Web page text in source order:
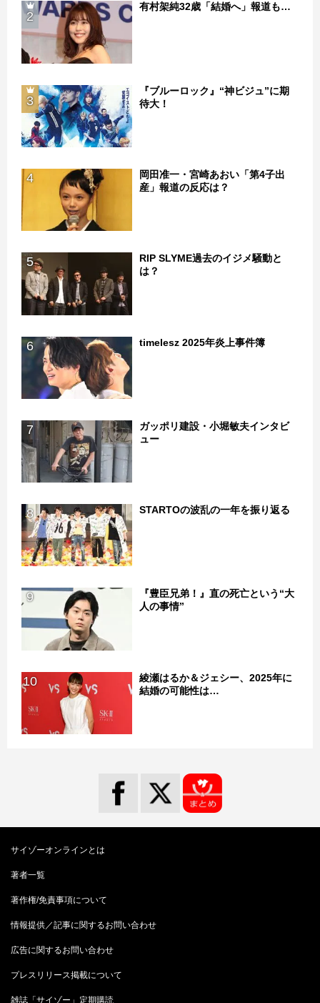
2
有村架純32歳「結婚へ」報道も…
3
『ブルーロック』“神ビジュ”に期
待大！
4
岡田准一・宮崎あおい「第4子出
産」報道の反応は？
5
RIP SLYME過去のイジメ騒動と
は？
6 timelesz 2025年炎上事件簿
7
ガッポリ建設・小堀敏夫インタビ
ュー
8 STARTOの波乱の一年を振り返る
9
『豊臣兄弟！』直の死亡という“大
人の事情”
10
綾瀬はるか＆ジェシー、2025年に
結婚の可能性は…
サイゾーオンラインとは
著者一覧
著作権/免責事項について
情報提供／記事に関するお問い合わせ
広告に関するお問い合わせ
プレスリリース掲載について
雑誌「サイゾー」定期購読